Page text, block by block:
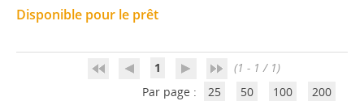
Disponible pour le prêt
1
(1 - 1 / 1)
Par page :
25 50 100 200